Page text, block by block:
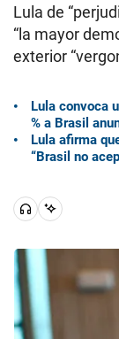
Lula de
“la mayor
exterior
Lula convoca
% a Brasil
Lula afirma
“Brasil no